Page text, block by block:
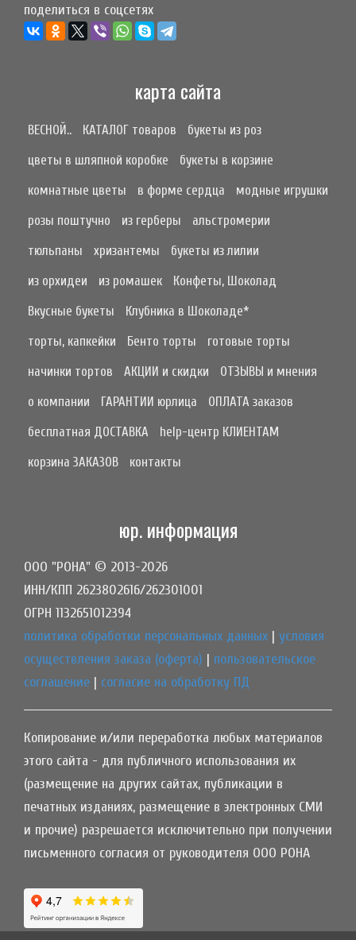
поделиться в соцсетях
карта сайта
ВЕСНОЙ.. КАТАЛОГ товаров
букеты из роз
цветы в шляпной коробке
букеты в корзине
комнатные цветы
в форме сердца
модные игрушки
розы поштучно
из герберы
альстромерии
тюльпаны
хризантемы
букеты из лилии
из орхидеи
из ромашек
Конфеты, Шоколад
Вкусные букеты
Клубника в Шоколаде*
торты, капкейки
Бенто торты
готовые торты
начинки тортов
АКЦИИ и скидки
ОТЗЫВЫ и мнения
о компании
ГАРАНТИИ юрлица
ОПЛАТА заказов
бесплатная ДОСТАВКА
help-центр КЛИЕНТАМ
корзина ЗАКАЗОВ
контакты
юр. информация
ООО "РОНА" © 2013-2026
ИНН/КПП 2623802616/262301001
ОГРН 1132651012394
политика обработки персональных данных | условия
осуществления заказа (оферта) | пользовательское
соглашение | согласие на обработку ПД
Копирование и/или переработка любых материалов
этого сайта - для публичного использования их
(размещение на других сайтах, публикации в
печатных изданиях, размещение в электронных СМИ
и прочие) разрешается исключительно при получении
письменного согласия от руководителя ООО РОНА